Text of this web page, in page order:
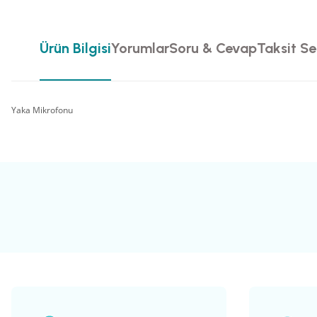
Ürün BilgisiYorumlarSoru & CevapTaksit
Yaka Mikrofonu